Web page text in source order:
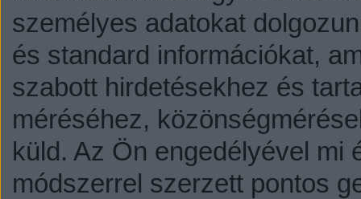
személyes adatokat
és standard információkat,
szabott hirdetésekhez és
méréséhez,
küld. Az Ön engedélyével mi
módszerrel szerzett pontos